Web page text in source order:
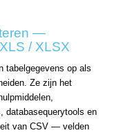
—
/ XLSX
tabelgegevens op als
Ze zijn het
databasequerytools en
van CSV — velden